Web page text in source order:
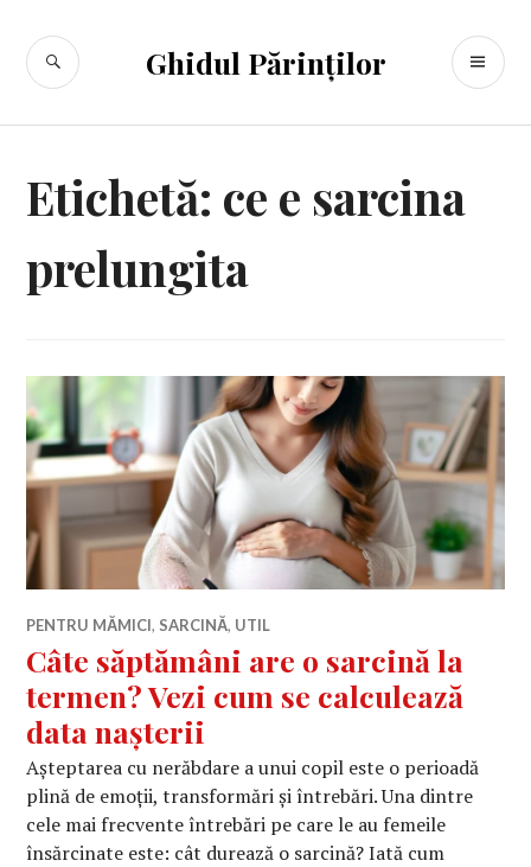
conținut
Ghidul Părinților
CĂUTARE
Etichetă: ce e sarcina
prelungita
PENTRU MĂMICI, SARCINĂ, UTIL
Câte săptămâni are o sarcină la
termen? Vezi cum se calculează
data nașterii
Așteptarea cu nerăbdare a unui copil este o perioadă
plină de emoții, transformări și întrebări. Una dintre
cele mai frecvente întrebări pe care le au femeile
însărcinate este: cât durează o sarcină? Iată cum